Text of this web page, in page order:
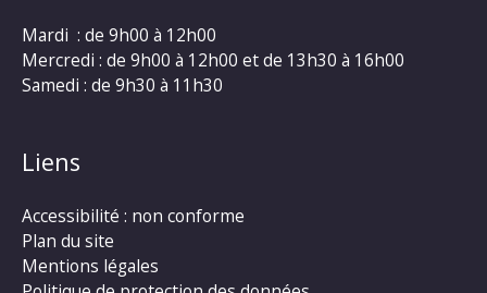
Mardi : de 9h00 à 12h00
Mercredi : de 9h00 à 12h00 et de 13h30 à 16h00
Samedi : de 9h30 à 11h30
Liens
Accessibilité : non conforme
Plan du site
Mentions légales